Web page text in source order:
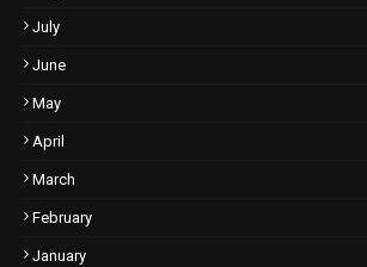
July
June
May
April
March
February
January